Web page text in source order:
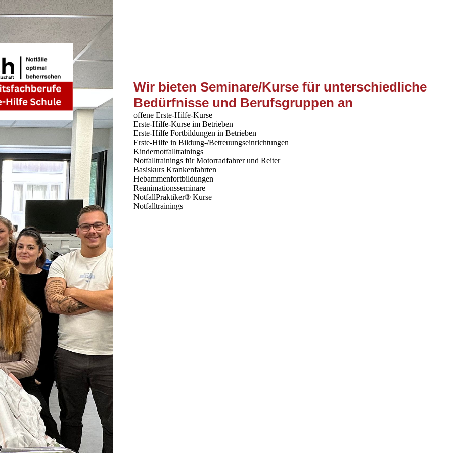
Wir bieten Seminare/Kurse für unterschiedliche
Bedürfnisse und Berufsgruppen an
offene Erste-Hilfe-Kurse
Erste-Hilfe-Kurse im Betrieben
Erste-Hilfe Fortbildungen in Betrieben
Erste-Hilfe in Bildung-/Betreuungseinrichtungen
Kindernotfalltrainings
Notfalltrainings für Motorradfahrer und Reiter
Basiskurs Krankenfahrten
Hebammenfortbildungen
Reanimationsseminare
NotfallPraktiker® Kurse
Notfalltrainings